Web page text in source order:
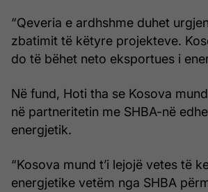
“Qeveria e ardhshme duhet
zbatimit të këtyre projekteve.
do të bëhet neto eksportues i
Në fund, Hoti tha se Kosova
në partneritetin me SHBA-në
energjetik.
“Kosova mund t’i lejojë vetes të
energjetike vetëm nga SHBA